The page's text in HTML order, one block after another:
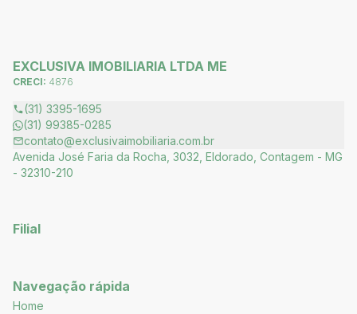
EXCLUSIVA IMOBILIARIA LTDA ME
CRECI: 4876
(31) 3395-1695
(31) 99385-0285
contato@exclusivaimobiliaria.com.br
Avenida José Faria da Rocha, 3032, Eldorado, Contagem - MG
- 32310-210
Filial
Navegação rápida
Home